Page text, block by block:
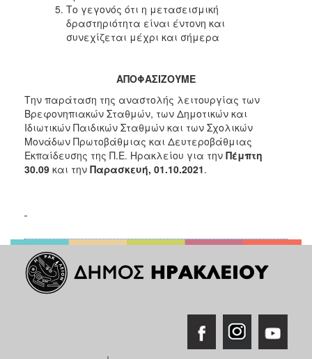
Το γεγονός ότι η μετασεισμική
δραστηριότητα είναι έντονη και
συνεχίζεται μέχρι και σήμερα
ΑΠΟΦΑΣΙΖΟΥΜΕ
Την παράταση της αναστολής λειτουργίας των
Βρεφονηπιακών Σταθμών, των Δημοτικών και
Ιδιωτικών Παιδικών Σταθμών και των Σχολικών
Μονάδων Πρωτοβάθμιας και Δευτεροβάθμιας
Εκπαίδευσης της Π.Ε. Ηρακλείου για την Πέμπτη
30.09 και την Παρασκευή, 01.10.2021.